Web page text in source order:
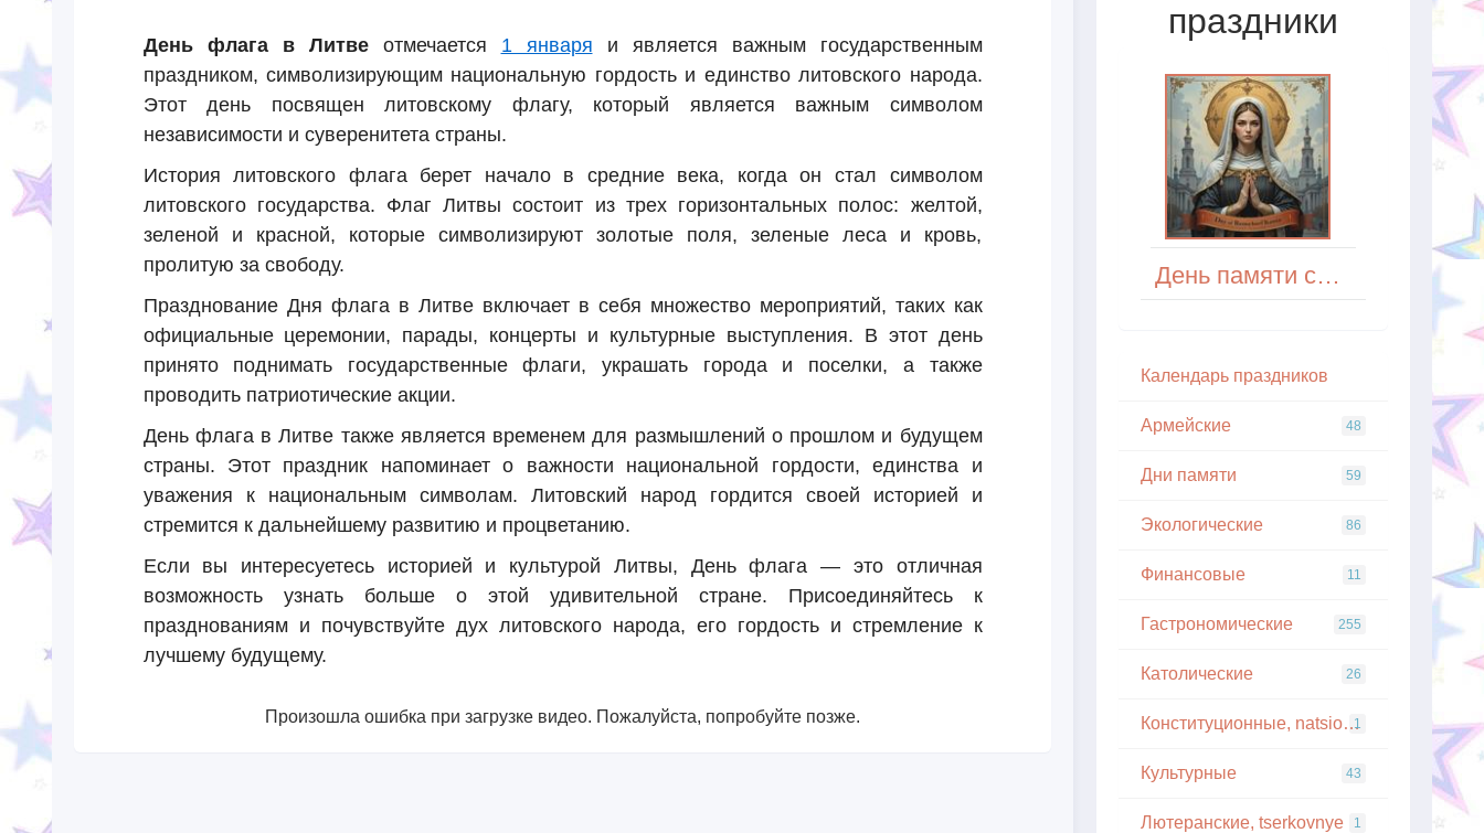
День флага в Литвеотмечается 1 января и является важным государственным
праздником, символизирующим национальную гордость и единство литовского народа.
Этот день посвящен литовскому флагу, который является важным символом
независимости и суверенитета страны.
История литовского флага берет начало в средние века, когда он стал символом
литовского государства. Флаг Литвы состоит из трех горизонтальных полос: желтой,
зеленой и красной, которые символизируют золотые поля, зеленые леса и кровь,
пролитую за свободу.
Празднование Дня флага в Литве включает в себя множество мероприятий, таких как
официальные церемонии, парады, концерты и культурные выступления. В этот день
принято поднимать государственные флаги, украшать города и поселки, а также
проводить патриотические акции.
День флага в Литве также является временем для размышлений о прошлом и будущем
страны. Этот праздник напоминает о важности национальной гордости, единства и
уважения к национальным символам. Литовский народ гордится своей историей и
стремится к дальнейшему развитию и процветанию.
Если вы интересуетесь историей и культурой Литвы, День флага — это отличная
возможность узнать больше о этой удивительной стране. Присоединяйтесь к
празднованиям и почувствуйте дух литовского народа, его гордость и стремление к
лучшему будущему.
Произошла ошибка при загрузке видео. Пожалуйста, попробуйте позже.
праздники
День памяти святой Ксении Петербургской
Кaлeндapь пpaздникoв
Армейские 48
Дни памяти 59
Экологические 86
Финансовые 11
Гастрономические 255
Католические 26
Конституционные, natsionalnye
1
Культурные 43
Лютеранские, tserkovnye 1